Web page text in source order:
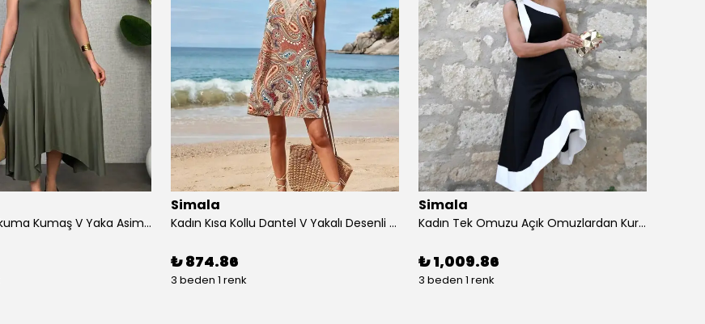
Kadın çan Dokuma Kumaş V Yaka Asimetrik Kesim Elbise
Simala
Kadın Kısa Kollu Dantel V Yakalı Desenli Süprem Elbise
₺ 874.86
3 beden 1 renk
Simala
Kadın Tek Omuzu Açık Omuzlardan Kurdela Detaylı çift Renkli Ithal Krep Elbise
₺ 1,009.86
3 beden 1 renk